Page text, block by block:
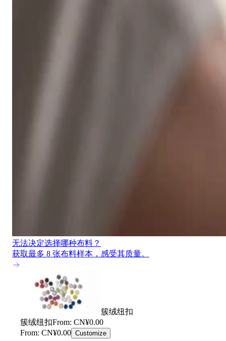
无法决定选择哪种布料？
获取最多 8 张布料样本，感受其质量。
簇绒纽扣
簇绒纽扣From: CN¥0.00
From: CN¥0.00 Customize